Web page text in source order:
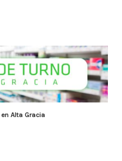
Alta Gracia